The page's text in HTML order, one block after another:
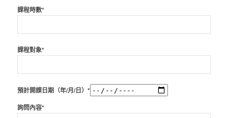
課程時數*
課程對象*
預計開課日期（年/月/日）*
詢問內容*